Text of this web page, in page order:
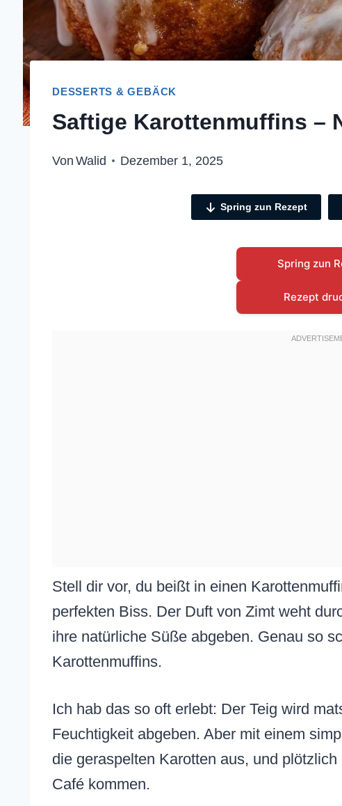
DESSERTS & GEBÄCK
Saftige Karottenmuffins –
Von Walid Dezember 1, 2025
Spring zun Rezept
Spring zun
Rezept
Stell dir vor, du beißt in einen
perfekten Biss. Der Duft von Zimt weht
ihre natürliche Süße abgeben. Genau so
Karottenmuffins.
Ich hab das so oft erlebt: Der Teig wird
Feuchtigkeit abgeben. Aber mit einem
die geraspelten Karotten aus, und
Café kommen.